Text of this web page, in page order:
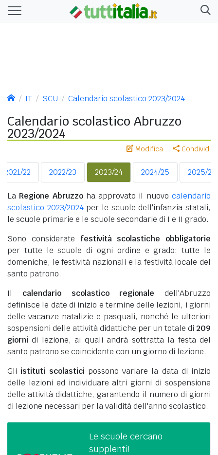
IT SCU Calendario scolastico 2023/2024
Calendario scolastico Abruzzo
2023/2024
Modifica Condividi
2021/22 2022/23 2023/24 2024/25 2025/26
La Regione Abruzzoha approvato il nuovocalendario
scolastico 2023/2024per le scuole dell'infanzia statali,
le scuole primarie e le scuole secondarie di I e II grado.
Sono considerate festività scolastiche obbligatorie
per tutte le scuole di ogni ordine e grado: tutte le
domeniche, le festività nazionali e la festività locale del
santo patrono.
Il calendario scolastico regionale dell'Abruzzo
definisce le date di inizio e termine delle lezioni, i giorni
delle vacanze natalizie e pasquali, nonché le ulteriori
sospensioni delle attività didattiche per un totale di 209
giorni di lezione, ai quali andrà sottratta la festa del
santo patrono se coincidente con un giorno di lezione.
Gli istituti scolastici possono variare la data di inizio
delle lezioni ed individuare altri giorni di sospensione
delle attività didattiche, garantendo il numero di giorni
di lezione necessari per la validità dell'anno scolastico.
Le scuole cercano
supplenti!